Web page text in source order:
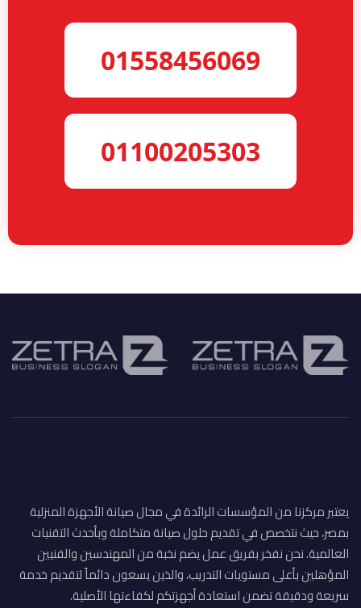
01558456069
01100205303
يعتبر مركزنا من المؤسسات الرائدة في مجال صيانة الأجهزة المنزلية
بمصر، حيث نتخصص في تقديم حلول صيانة متكاملة وبأحدث التقنيات
العالمية. نحن نفخر بفريق عمل يضم نخبة من المهندسين والفنيين
المؤهلين بأعلى مستويات التدريب، والذين يسعون دائماً لتقديم خدمة
سريعة ودقيقة تضمن استعادة أجهزتكم لكفاءتها الأصلية.